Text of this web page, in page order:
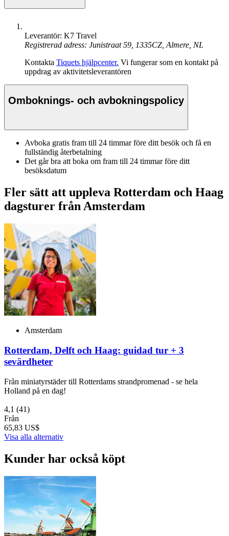
Leverantör: K7 Travel
Registrerad adress: Junistraat 59, 1335CZ, Almere, NL
Kontakta Tiquets hjälpcenter. Vi fungerar som en kontakt på
uppdrag av aktivitetsleverantören
Omboknings- och avbokningspolicy
Avboka gratis fram till 24 timmar före ditt besök och få en
fullständig återbetalning
Det går bra att boka om fram till 24 timmar före ditt
besöksdatum
Fler sätt att uppleva Rotterdam och Haag
dagsturer från Amsterdam
Amsterdam
Rotterdam, Delft och Haag: guidad tur + 3
sevärdheter
Från miniatyrstäder till Rotterdams strandpromenad - se hela
Holland på en dag!
4,1 (41)
Från
65,83 US$
Visa alla alternativ
Kunder har också köpt